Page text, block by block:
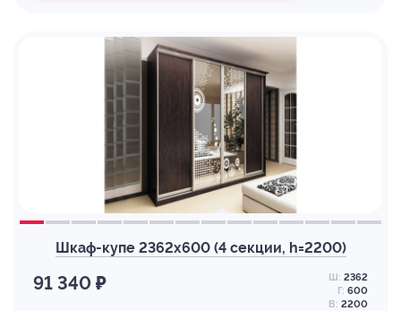
Шкаф-купе 2362х600 (4 секции, h=2200)
91 340 ₽ Ш: 2362
Г: 600
В: 2200